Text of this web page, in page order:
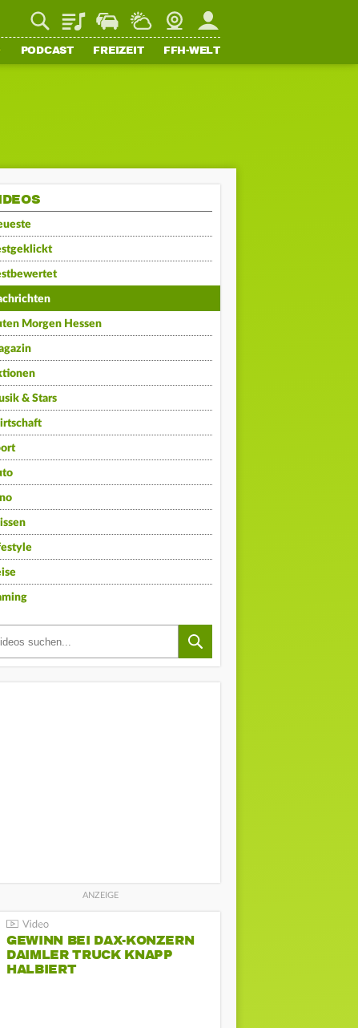
PlaylistStaupilotWetterWebcamMein FFH
PODCAST FREIZEIT FFH-WELT
Morgen Hessen
& Stars
GEWINN BEI DAX-KONZERN
DAIMLER TRUCK KNAPP
HALBIERT